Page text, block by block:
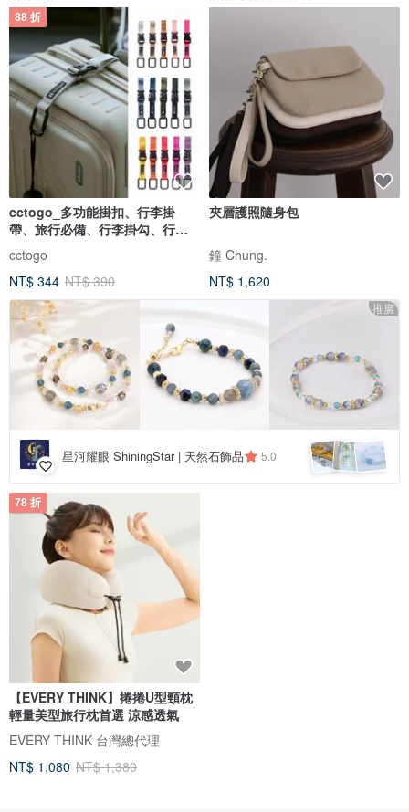
88 折
cctogo_多功能掛扣、行李掛
帶、旅行必備、行李掛勾、行李
固定
cctogo
NT$ 344 NT$ 390
夾層護照隨身包
鐘 Chung.
NT$ 1,620
推廣
星河耀眼 ShiningStar | 天然石飾品 5.0
78 折
【EVERY THINK】捲捲U型頸枕
輕量美型旅行枕首選 涼感透氣
EVERY THINK 台灣總代理
NT$ 1,080 NT$ 1,380